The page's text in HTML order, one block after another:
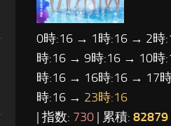
0時:16 → 1時:16 → 2
時:16 → 9時:16 → 10
時:16 → 16時:16 → 17
時:16 → 23時:16
| 指数: 730 | 累積: 82879